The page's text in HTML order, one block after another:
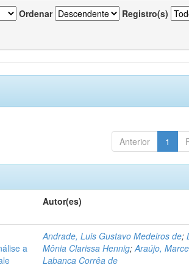
Ordenar Registro(s)
Anterior 1
Autor(es)
a
Andrade, Luis Gustavo Medeiros de;
Mônia Clarissa Hennig;Araújo,
Labanca Corrêa de